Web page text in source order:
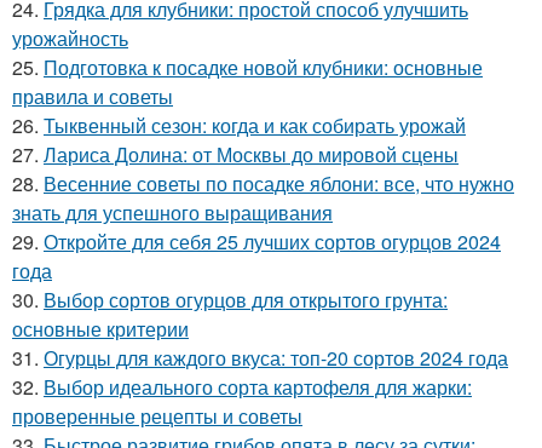
24. Грядка для клубники: простой способ улучшить
урожайность
25. Подготовка к посадке новой клубники: основные
правила и советы
26. Тыквенный сезон: когда и как собирать урожай
27. Лариса Долина: от Москвы до мировой сцены
28. Весенние советы по посадке яблони: все, что нужно
знать для успешного выращивания
29. Откройте для себя 25 лучших сортов огурцов 2024
года
30. Выбор сортов огурцов для открытого грунта:
основные критерии
31. Огурцы для каждого вкуса: топ-20 сортов 2024 года
32. Выбор идеального сорта картофеля для жарки:
проверенные рецепты и советы